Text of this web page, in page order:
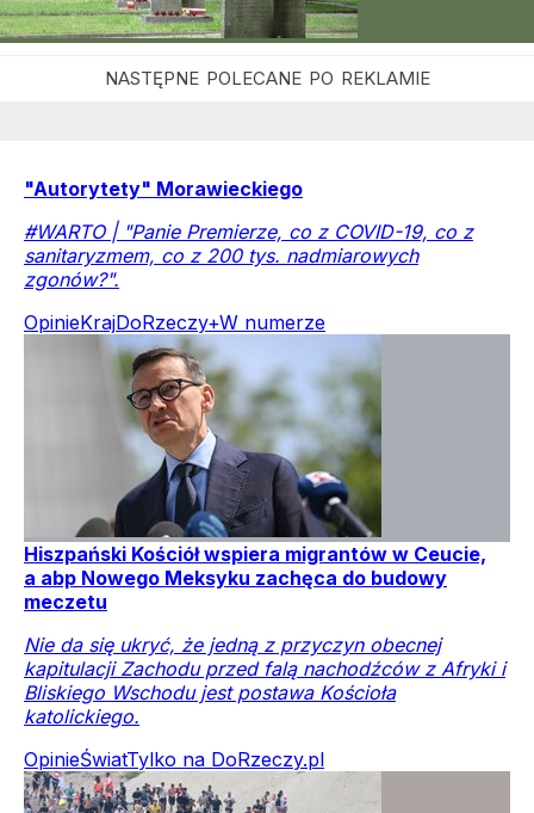
"Autorytety" Morawieckiego
#WARTO | "Panie Premierze, co z COVID-19, co z
sanitaryzmem, co z 200 tys. nadmiarowych
zgonów?".
OpinieKrajDoRzeczy+W numerze
Hiszpański Kościół wspiera migrantów w Ceucie,
a abp Nowego Meksyku zachęca do budowy
meczetu
Nie da się ukryć, że jedną z przyczyn obecnej
kapitulacji Zachodu przed falą nachodźców z Afryki i
Bliskiego Wschodu jest postawa Kościoła
katolickiego.
OpinieŚwiatTylko na DoRzeczy.pl